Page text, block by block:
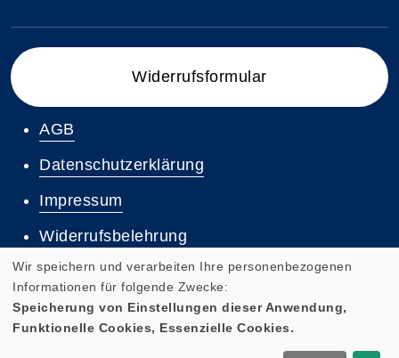
Widerrufsformular
AGB
Datenschutzerklärung
Impressum
Widerrufsbelehrung
Cookie Einstellungen
Wir speichern und verarbeiten Ihre personenbezogenen
Informationen für folgende Zwecke:
Speicherung von Einstellungen dieser Anwendung,
Funktionelle Cookies, Essenzielle Cookies.